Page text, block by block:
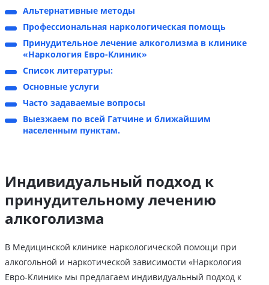
Альтернативные методы
Профессиональная наркологическая помощь
Принудительное лечение алкоголизма в клинике
«Наркология Евро-Клиник»
Список литературы:
Основные услуги
Часто задаваемые вопросы
Выезжаем по всей Гатчине и ближайшим
населенным пунктам.
Индивидуальный подход к
принудительному лечению
алкоголизма
В Медицинской клинике наркологической помощи при
алкогольной и наркотической зависимости «Наркология
Евро-Клиник» мы предлагаем индивидуальный подход к